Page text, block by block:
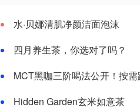
水·贝娜清肌净颜洁面泡沫
四月养生茶，你选对了吗？
MCT黑咖三阶喝法公开！按
Hidden Garden玄米如意茶